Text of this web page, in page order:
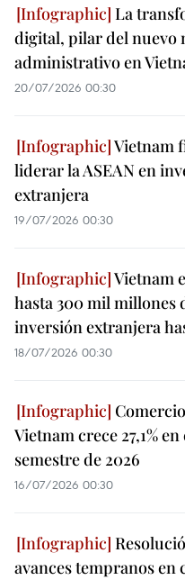
La
digital, pilar del nuevo
administrativo en
20/07/2026 00:30
Vietnam
liderar la ASEAN en
extranjera
19/07/2026 00:30
Vietnam
hasta 300 mil millones
inversión extranjera
18/07/2026 00:30
Vietnam crece 27,1%
semestre de 2026
16/07/2026 00:30
avances tempranos en